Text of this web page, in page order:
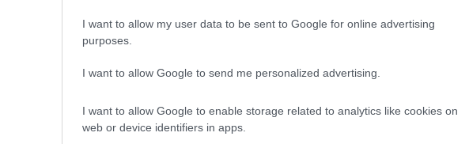
I want to allow my user data to be sent to Google for online advertising
purposes.
I want to allow Google to send me personalized advertising.
I want to allow Google to enable storage related to analytics like cookies on
web or device identifiers in apps.